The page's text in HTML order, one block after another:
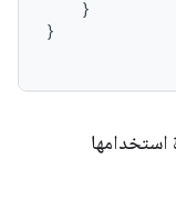
}
}
استخدامها